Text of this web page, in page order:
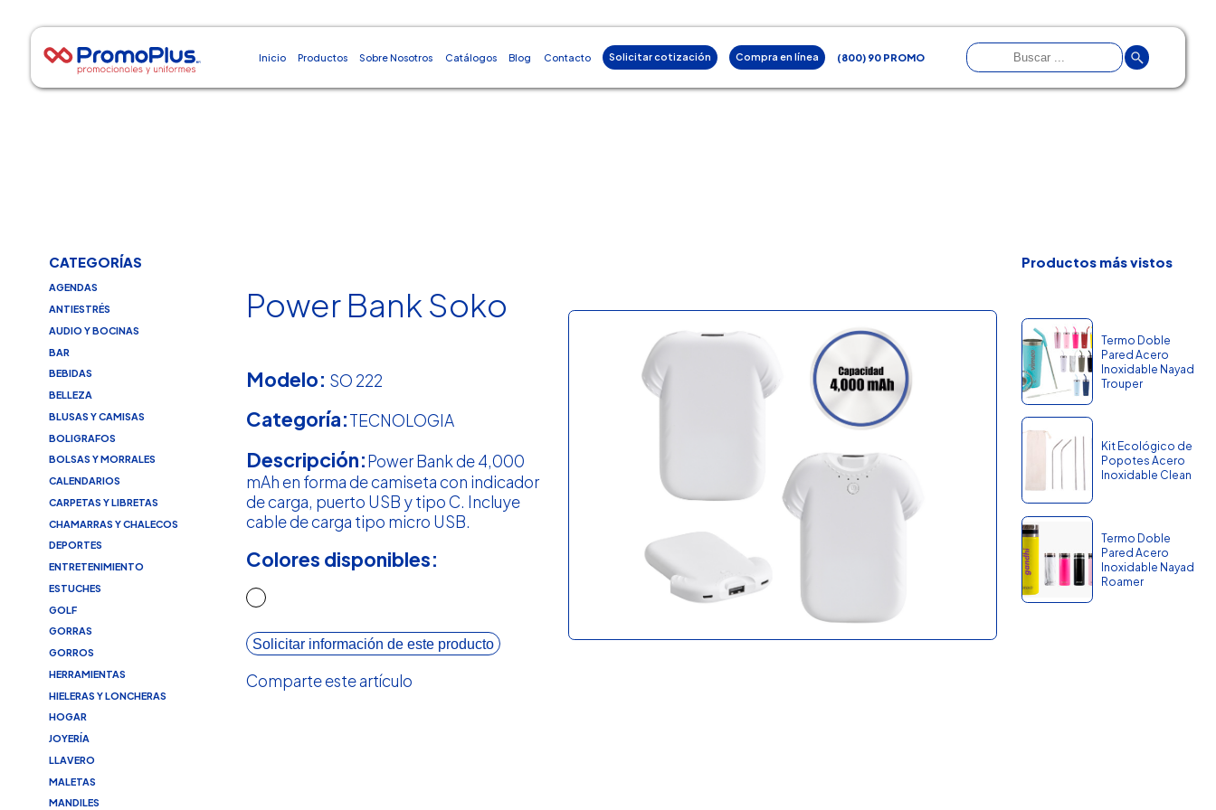
Inicio Productos Sobre Nosotros Catálogos Blog Contacto Solicitar cotización Compra en línea (800) 90 PROMO
CATEGORÍAS
AGENDAS
ANTIESTRÉS
AUDIO Y BOCINAS
BAR
BEBIDAS
BELLEZA
BLUSAS Y CAMISAS
BOLIGRAFOS
BOLSAS Y MORRALES
CALENDARIOS
CARPETAS Y LIBRETAS
CHAMARRAS Y CHALECOS
DEPORTES
ENTRETENIMIENTO
ESTUCHES
GOLF
GORRAS
GORROS
HERRAMIENTAS
HIELERAS Y LONCHERAS
HOGAR
JOYERÍA
LLAVERO
MALETAS
MANDILES
Power Bank Soko
Modelo: SO 222
Categoría:TECNOLOGIA
Descripción:Power Bank de 4,000
mAh en forma de camiseta con indicador
de carga, puerto USB y tipo C. Incluye
cable de carga tipo micro USB.
Colores disponibles:
Solicitar información de este producto
Comparte este artículo
Productos más vistos
Termo Doble
Pared Acero
Inoxidable Nayad
Trouper
Kit Ecológico de
Popotes Acero
Inoxidable Clean
Termo Doble
Pared Acero
Inoxidable Nayad
Roamer